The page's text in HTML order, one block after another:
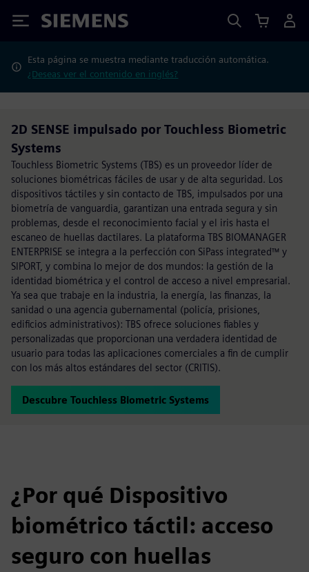
Siemens
Esta página se muestra mediante traducción automática.
¿Deseas ver el contenido en inglés?
2D SENSE impulsado por Touchless Biometric
Systems
Touchless Biometric Systems (TBS) es un proveedor líder de
soluciones biométricas fáciles de usar y de alta seguridad. Los
dispositivos táctiles y sin contacto de TBS, impulsados por una
biometría de vanguardia, garantizan una entrada segura y sin
problemas, desde el reconocimiento facial y el iris hasta el
escaneo de huellas dactilares. La plataforma TBS BIOMANAGER
ENTERPRISE se integra a la perfección con SiPass integrated™ y
SIPORT, y combina lo mejor de dos mundos: la gestión de la
identidad biométrica y el control de acceso a nivel empresarial.
Ya sea que trabaje en la industria, la energía, las finanzas, la
sanidad o una agencia gubernamental (policía, prisiones,
edificios administrativos): TBS ofrece soluciones fiables y
personalizadas que proporcionan una verdadera identidad de
usuario para todas las aplicaciones comerciales a fin de cumplir
con los más altos estándares del sector (CRITIS).
Descubre Touchless Biometric Systems
¿Por qué Dispositivo
biométrico táctil: acceso
seguro con huellas